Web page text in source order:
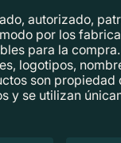
autorizado,
por los
para la
logotipos,
son propiedad
y se utilizan